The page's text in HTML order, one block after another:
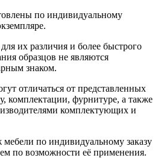
по индивидуальному
их различия и более быстрого
образцов не являются
знаком.
отличаться от представленных
комплектации, фурнитуре, а также
комплектующих и
по индивидуальному заказу
по возможности её применения.